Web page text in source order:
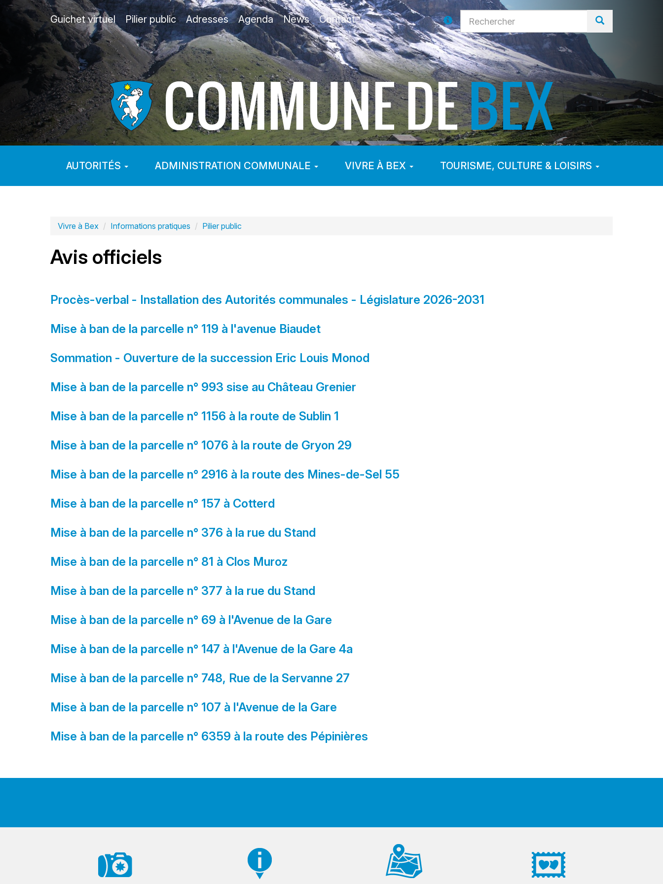
Guichet virtuel Pilier public Adresses Agenda News Contact
AUTORITÉS ADMINISTRATION COMMUNALE VIVRE À BEX TOURISME, CULTURE & LOISIRS
Vivre à Bex Informations pratiques Pilier public
Avis officiels
Procès-verbal - Installation des Autorités communales - Législature 2026-2031
Mise à ban de la parcelle n° 119 à l'avenue Biaudet
Sommation - Ouverture de la succession Eric Louis Monod
Mise à ban de la parcelle n° 993 sise au Château Grenier
Mise à ban de la parcelle n° 1156 à la route de Sublin 1
Mise à ban de la parcelle n° 1076 à la route de Gryon 29
Mise à ban de la parcelle n° 2916 à la route des Mines-de-Sel 55
Mise à ban de la parcelle n° 157 à Cotterd
Mise à ban de la parcelle n° 376 à la rue du Stand
Mise à ban de la parcelle n° 81 à Clos Muroz
Mise à ban de la parcelle n° 377 à la rue du Stand
Mise à ban de la parcelle n° 69 à l'Avenue de la Gare
Mise à ban de la parcelle n° 147 à l'Avenue de la Gare 4a
Mise à ban de la parcelle n° 748, Rue de la Servanne 27
Mise à ban de la parcelle n° 107 à l'Avenue de la Gare
Mise à ban de la parcelle n° 6359 à la route des Pépinières